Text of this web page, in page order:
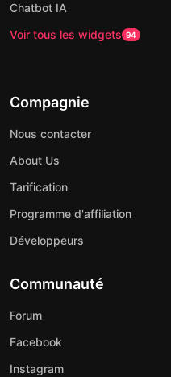
Chatbot IA
Voir tous les widgets 94
Compagnie
Nous contacter
About Us
Tarification
Programme d'affiliation
Développeurs
Communauté
Forum
Facebook
Instagram